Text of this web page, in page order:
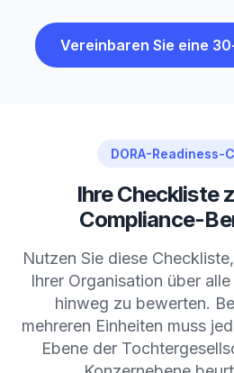
Vereinbaren Sie eine
DORA-Readiness-
Ihre Checkliste
Compliance-
Nutzen Sie diese
Ihrer Organisation über
hinweg zu bewerten.
mehreren Einheiten muss
Ebene der